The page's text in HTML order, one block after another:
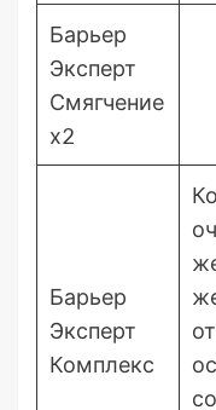
Барьер
Эксперт
Смягчение
х2
Барьер
Эксперт
Комплекс